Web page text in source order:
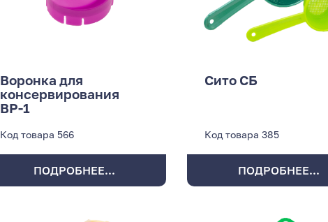
Воронка для
консервирования
ВР-1
Код товара 566
ПОДРОБНЕЕ...
Сито СБ
Код товара 385
ПОДРОБНЕЕ...